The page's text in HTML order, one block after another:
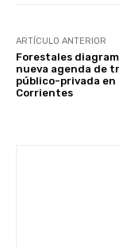
ARTÍCULO ANTERIOR
Forestales
nueva agenda de
público-privada en
Corrientes